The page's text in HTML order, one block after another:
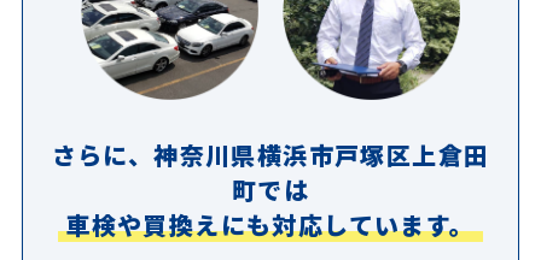
さらに、神奈川県横浜市戸塚区上倉田
町では
車検や買換えにも対応しています。